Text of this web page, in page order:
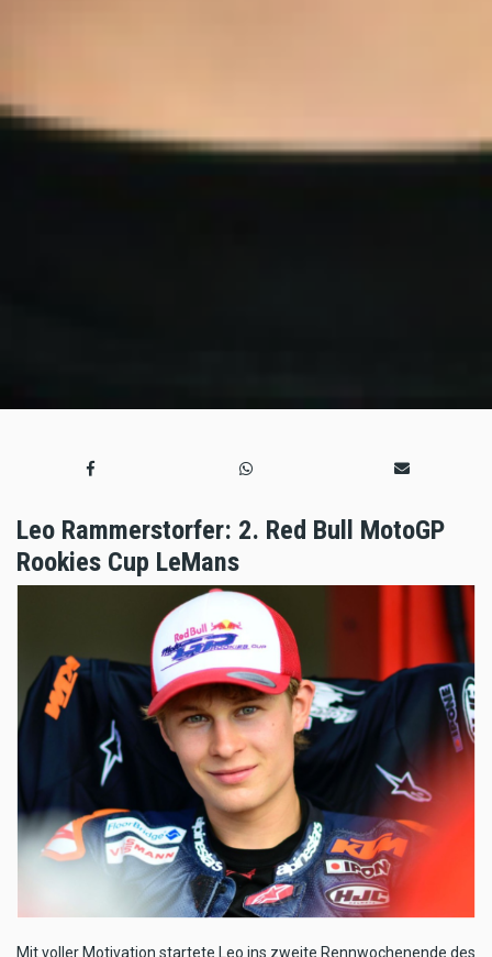
Leo Rammerstorfer: 2. Red Bull MotoGP
Rookies Cup LeMans
Mit voller Motivation startete Leo ins zweite Rennwochenende des